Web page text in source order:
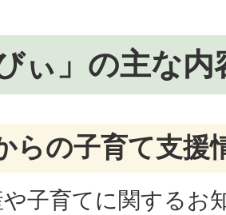
ぃ」の主な内
らの子育て支援
子育てに関するお